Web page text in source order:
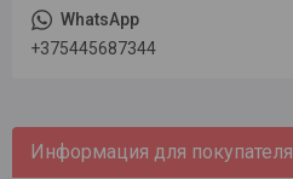
+375445687344
Информация для покупателя